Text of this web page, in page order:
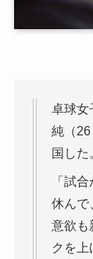
卓球女
純（
国した
「試
休んで
意欲も
クを上